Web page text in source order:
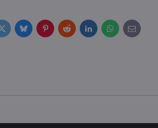
TwitterBlueskyPinterestRedditLinkedInWhatsApp
E-
mail